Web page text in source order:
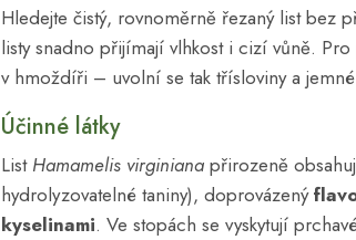
Hledejte čistý, rovnoměrně řezaný list bez
listy snadno přijímají vlhkost i cizí vůně.
v hmoždíři – uvolní se tak třísloviny a
Účinné látky
List Hamamelis virginiana přirozeně
hydrolyzovatelné taniny), doprovázený
kyselinami. Ve stopách se vyskytují